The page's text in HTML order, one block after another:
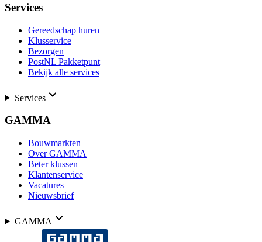
Services
Gereedschap huren
Klusservice
Bezorgen
PostNL Pakketpunt
Bekijk alle services
Services
GAMMA
Bouwmarkten
Over GAMMA
Beter klussen
Klantenservice
Vacatures
Nieuwsbrief
GAMMA